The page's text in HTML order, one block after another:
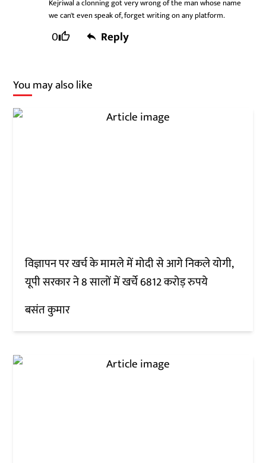
Kejriwal a clonning got very wrong of the man whose name
we can't even speak of, forget writing on any platform.
0 Reply
You may also like
विज्ञापन पर खर्च के मामले में मोदी से आगे निकले योगी,
यूपी सरकार ने 8 सालों में खर्चे 6812 करोड़ रुपये
बसंत कुमार